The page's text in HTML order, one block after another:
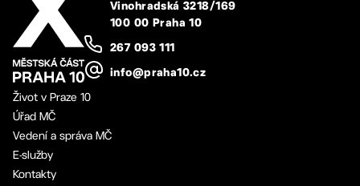
Vinohradská 3218/169
100 00 Praha 10
267 093 111
info@praha10.cz
Život v Praze 10
Úřad MČ
Vedení a správa MČ
E-služby
Kontakty